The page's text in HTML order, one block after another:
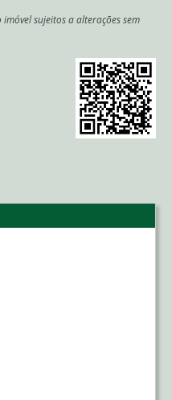
sujeitos a alterações sem